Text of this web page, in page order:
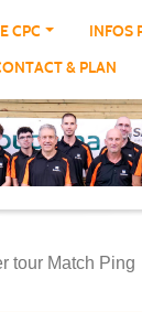
CPC
INFOS
& PLAN
tour Match Ping